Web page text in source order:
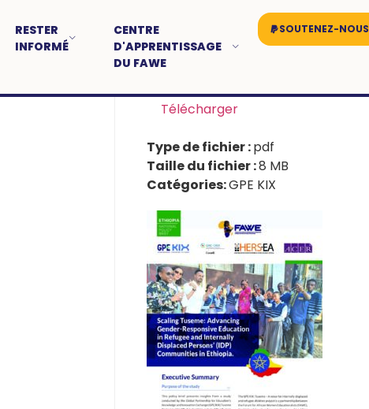
RESTER
INFORMÉ
CENTRE
D'APPRENTISSAGE
DU FAWE
SOUTENEZ-NOUS
Télécharger
Type de fichier :pdf
Taille du fichier :8 MB
Catégories:GPE KIX